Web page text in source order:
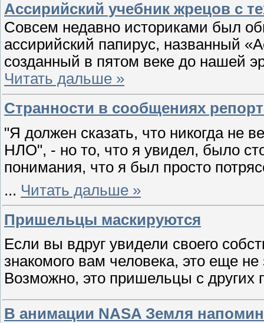
Ассирийский учебник жрецов с
Совсем недавно историками был
ассирийский папирус, названный
созданный в пятом веке до нашей
Читать дальше »
Странности в сообщениях
"Я должен сказать, что никогда не
НЛО", - но то, что я увидел, было
понимания, что я был просто
... Читать дальше »
Пришельцы маскируются
Если вы вдруг увидели своего
знакомого вам человека, это еще
Возможно, это пришельцы с других
В анимации NASA Земля